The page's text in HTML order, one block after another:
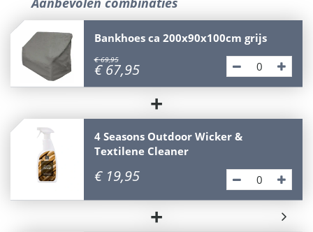
Bankhoes ca 200x90x100cm grijs
€ 69,95
€ 67,95
+
4 Seasons Outdoor Wicker &
Textilene Cleaner
€ 19,95
+